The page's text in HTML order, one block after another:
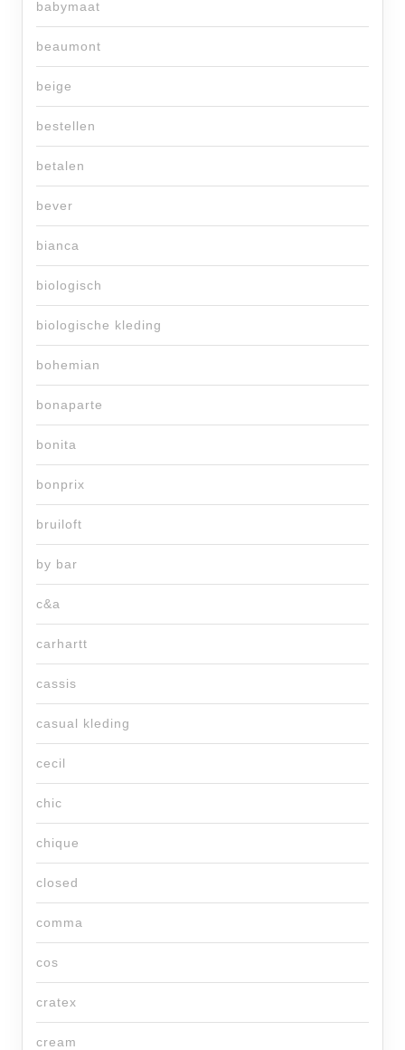
babymaat
beaumont
beige
bestellen
betalen
bever
bianca
biologisch
biologische kleding
bohemian
bonaparte
bonita
bonprix
bruiloft
by bar
c&a
carhartt
cassis
casual kleding
cecil
chic
chique
closed
comma
cos
cratex
cream